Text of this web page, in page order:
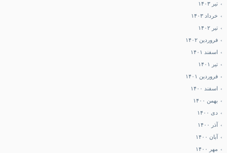
تیر ۱۴۰۳
خرداد ۱۴۰۳
تیر ۱۴۰۲
فروردین ۱۴۰۲
اسفند ۱۴۰۱
تیر ۱۴۰۱
فروردین ۱۴۰۱
اسفند ۱۴۰۰
بهمن ۱۴۰۰
دی ۱۴۰۰
آذر ۱۴۰۰
آبان ۱۴۰۰
مهر ۱۴۰۰